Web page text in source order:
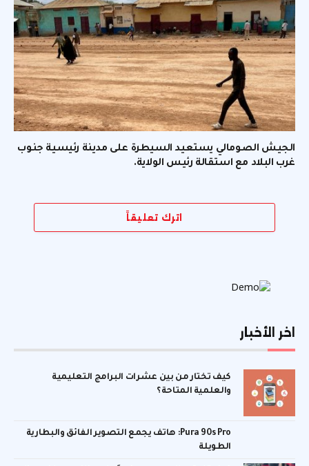
الجيش الصومالي يستعيد السيطرة على مدينة رئيسية جنوب
غرب البلاد مع استقالة رئيس الولاية.
اترك تعليقاً
اخر الأخبار
كيف تختار من بين عشرات البرامج التعليمية
والعلمية المتاحة؟
Pura 90s Pro: هاتف يجمع التصوير الفائق والبطارية
الطويلة